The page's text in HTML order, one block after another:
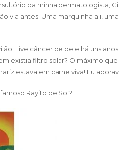
da minha dermatologista,
via antes. Uma marquinha ali,
Tive câncer de pele há uns
existia filtro solar? O máximo
estava em carne viva! Eu
Rayito de Sol?